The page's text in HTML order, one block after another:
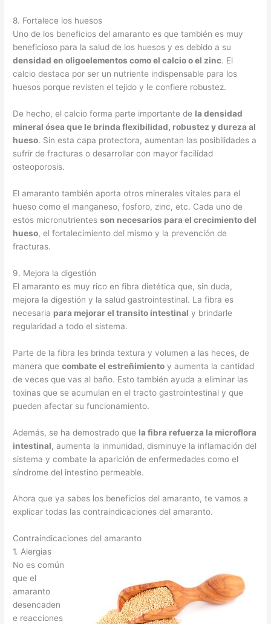
8. Fortalece los huesos
Uno de los beneficios del amaranto es que también es muy
beneficioso para la salud de los huesos y es debido a su
densidad en oligoelementos como el calcio o el zinc. El
calcio destaca por ser un nutriente indispensable para los
huesos porque revisten el tejido y le confiere robustez.
De hecho, el calcio forma parte importante de la densidad
mineral ósea que le brinda flexibilidad, robustez y dureza al
hueso. Sin esta capa protectora, aumentan las posibilidades a
sufrir de fracturas o desarrollar con mayor facilidad
osteoporosis.
El amaranto también aporta otros minerales vitales para el
hueso como el manganeso, fosforo, zinc, etc. Cada uno de
estos micronutrientesson necesarios para el crecimiento del
hueso, el fortalecimiento del mismo y la prevención de
fracturas.
9. Mejora la digestión
El amaranto es muy rico en fibra dietética que, sin duda,
mejora la digestión y la salud gastrointestinal. La fibra es
necesaria para mejorar el transito intestinal y brindarle
regularidad a todo el sistema.
Parte de la fibra les brinda textura y volumen a las heces, de
manera quecombate el estreñimiento y aumenta la cantidad
de veces que vas al baño. Esto también ayuda a eliminar las
toxinas que se acumulan en el tracto gastrointestinal y que
pueden afectar su funcionamiento.
Además, se ha demostrado que la fibra refuerza la microflora
intestinal, aumenta la inmunidad, disminuye la inflamación del
sistema y combate la aparición de enfermedades como el
síndrome del intestino permeable.
Ahora que ya sabes los beneficios del amaranto, te vamos a
explicar todas las contraindicaciones del amaranto.
Contraindicaciones del amaranto
1. Alergias
No es común
que el
amaranto
desencaden
e reacciones